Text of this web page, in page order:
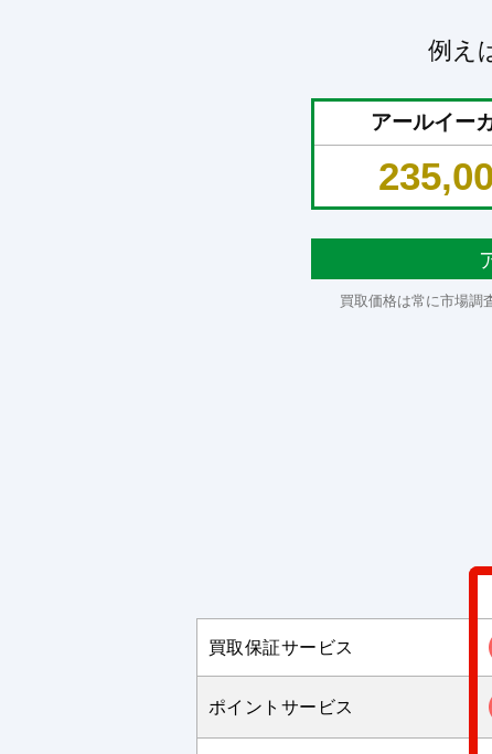
例え
アールイー
買取価格は常に市場調
買取保証サービス
ポイントサービス